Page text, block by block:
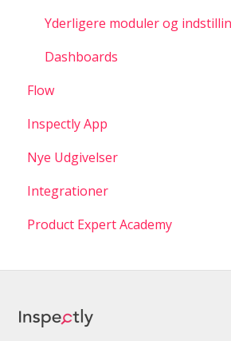
Yderligere moduler og
Dashboards
Flow
Knowledge Alerts
Filer
Inspectly App
Generelt
Projekter
Digital QA / Tjekliste
Opgaver
Nye Udgivelser
Administrator Nyheder
Nyt i Appen
Integrationer
Integrationer
Product Expert Academy
4. HSE